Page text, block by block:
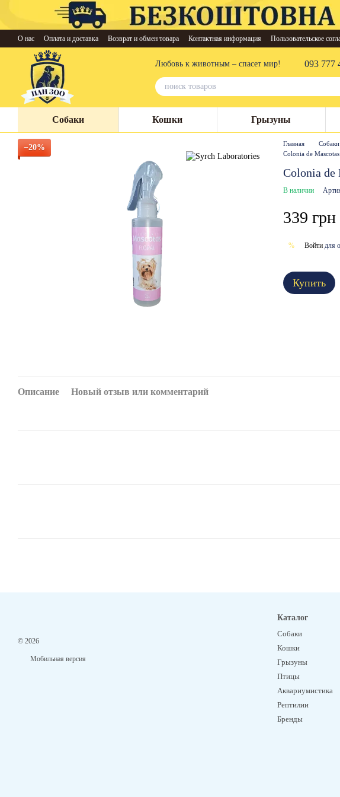
Перейти к основному контенту
О нас Оплата и доставка Возврат и обмен товара Контактная информация Пользовательское
Любовь к животным – спасет мир! 093 777
Собаки Кошки Грызуны
−20% Главная Собаки
Colonia de
Colonia de
В наличии
339 грн
% Войти для
Купить
Описание Новый отзыв или комментарий
© 2026
Мобильная версия
Каталог
Собаки
Кошки
Грызуны
Птицы
Аквариумистика
Рептилии
Бренды